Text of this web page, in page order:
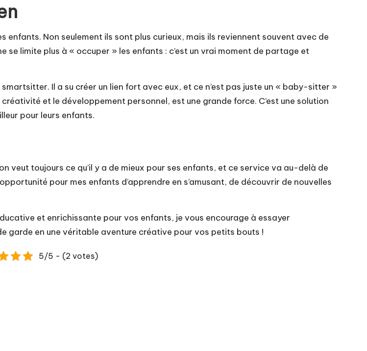
enfants. Non seulement ils sont plus curieux, mais ils reviennent souvent avec de
se limite plus à « occuper » les enfants : c’est un vrai moment de partage et
Il a su créer un lien fort avec eux, et ce n’est pas juste un « baby-sitter »
et le développement personnel, est une grande force. C’est une solution
pour leurs enfants.
veut toujours ce qu’il y a de mieux pour ses enfants, et ce service va au-delà de
pour mes enfants d’apprendre en s’amusant, de découvrir de nouvelles
et enrichissante pour vos enfants, je vous encourage à essayer
garde en une véritable aventure créative pour vos petits bouts !
5/5 - (2 votes)